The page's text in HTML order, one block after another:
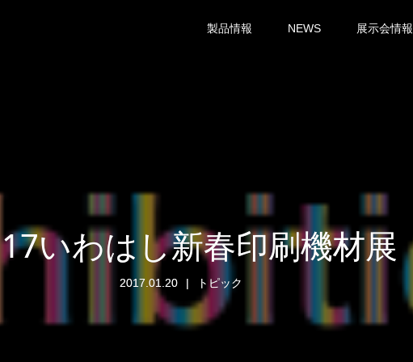
製品情報 NEWS 展示会情報
いわはし新春印刷機材展
2017.01.20 トピック